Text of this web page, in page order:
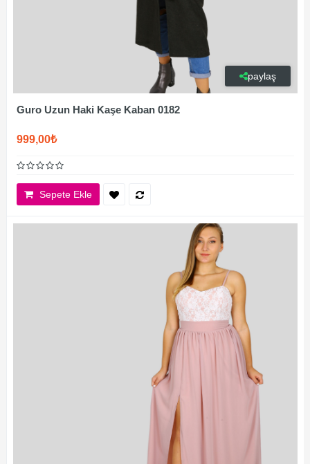
paylaş
Guro Uzun Haki Kaşe Kaban 0182
999,00₺
Sepete Ekle